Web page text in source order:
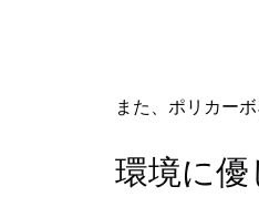
また、ポリカー
環境に